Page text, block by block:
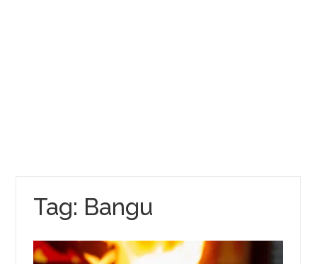
Tag: Bangu